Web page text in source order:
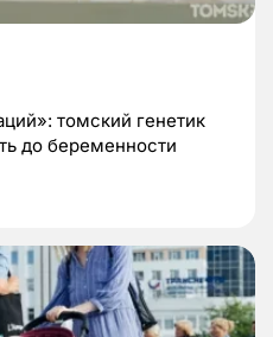
томский генетик
до беременности